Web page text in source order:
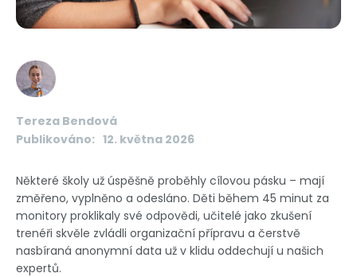
Tereza Bendová
Publikováno: 12. května 2026
Některé školy už úspěšně proběhly cílovou pásku – mají
změřeno, vyplněno a odesláno. Děti během 45 minut za
monitory proklikaly své odpovědi, učitelé jako zkušení
trenéři skvěle zvládli organizační přípravu a čerstvě
nasbíraná anonymní data už v klidu oddechují u našich
expertů.